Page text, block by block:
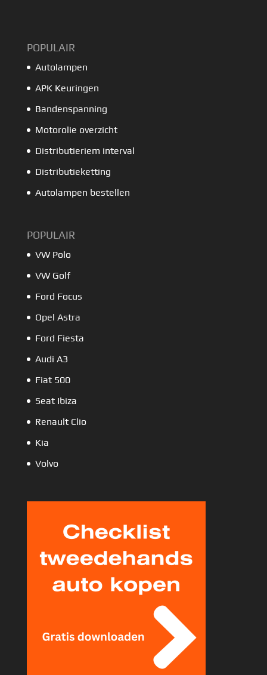
POPULAIR
Autolampen
APK Keuringen
Bandenspanning
Motorolie overzicht
Distributieriem interval
Distributieketting
Autolampen bestellen
POPULAIR
VW Polo
VW Golf
Ford Focus
Opel Astra
Ford Fiesta
Audi A3
Fiat 500
Seat Ibiza
Renault Clio
Kia
Volvo